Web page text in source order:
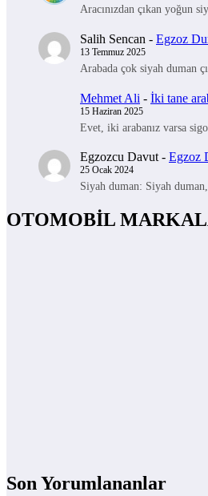
Aracınızdan çıkan yoğun
Salih Sencan - Egzoz
13 Temmuz 2025
Arabada çok siyah duman
Mehmet Ali - İki tane
15 Haziran 2025
Evet, iki arabanız varsa
Egzozcu Davut - Egzoz
25 Ocak 2024
Siyah duman: Siyah
OTOMOBİL
Son Yorumlananlar